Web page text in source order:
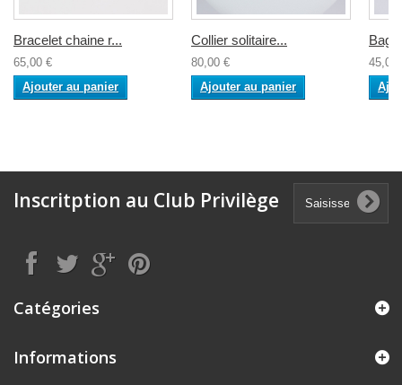
Bracelet chaine r...
65,00 €
Ajouter au panier
Collier solitaire...
80,00 €
Ajouter au panier
45,00
Inscritption au Club Privilège
Catégories
Informations